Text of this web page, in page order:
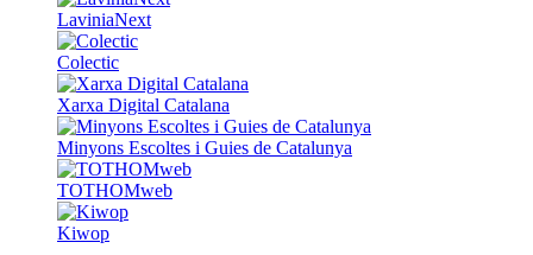
LaviniaNext
Colectic
Xarxa Digital Catalana
Minyons Escoltes i Guies de Catalunya
TOTHOMweb
Kiwop